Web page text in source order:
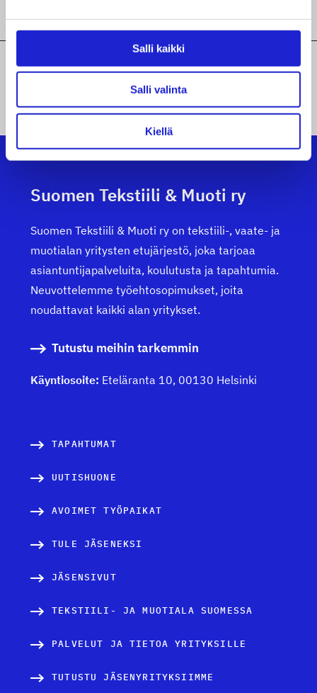
Salli kaikki
Salli valinta
Kiellä
KAIKKI JÄSENYRITYKSEMME
Suomen Tekstiili & Muoti ry
Suomen Tekstiili & Muoti ry on tekstiili-, vaate- ja
muotialan yritysten etujärjestö, joka tarjoaa
asiantuntijapalveluita, koulutusta ja tapahtumia.
Neuvottelemme työehtosopimukset, joita
noudattavat kaikki alan yritykset.
Tutustu meihin tarkemmin
Käyntiosoite: Eteläranta 10, 00130 Helsinki
TAPAHTUMAT
UUTISHUONE
AVOIMET TYÖPAIKAT
TULE JÄSENEKSI
JÄSENSIVUT
TEKSTIILI- JA MUOTIALA SUOMESSA
PALVELUT JA TIETOA YRITYKSILLE
TUTUSTU JÄSENYRITYKSIIMME